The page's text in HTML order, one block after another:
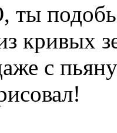
кривых
с пьяну